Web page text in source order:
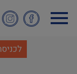
לתוכן
העיקרי